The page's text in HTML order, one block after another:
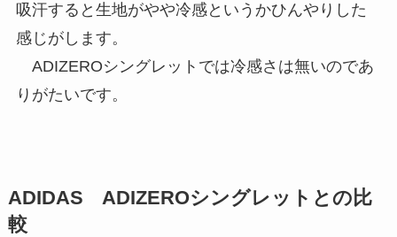
吸汗すると生地がやや冷感というかひんやりした
感じがします。
ADIZEROシングレットでは冷感さは無いのであ
りがたいです。
ADIDAS ADIZEROシングレットとの比
較